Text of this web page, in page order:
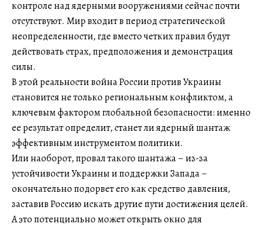
контроле над ядерными вооружениями сейчас почти
отсутствуют. Мир входит в период стратегической
неопределенности, где вместо четких правил будут
действовать страх, предположения и демонстрация
силы.
В этой реальности война России против Украины
становится не только региональным конфликтом, а
ключевым фактором глобальной безопасности: именно
ее результат определит, станет ли ядерный шантаж
эффективным инструментом политики.
Или наоборот, провал такого шантажа – из-за
устойчивости Украины и поддержки Запада –
окончательно подорвет его как средство давления,
заставив Россию искать другие пути достижения целей.
А это потенциально может открыть окно для